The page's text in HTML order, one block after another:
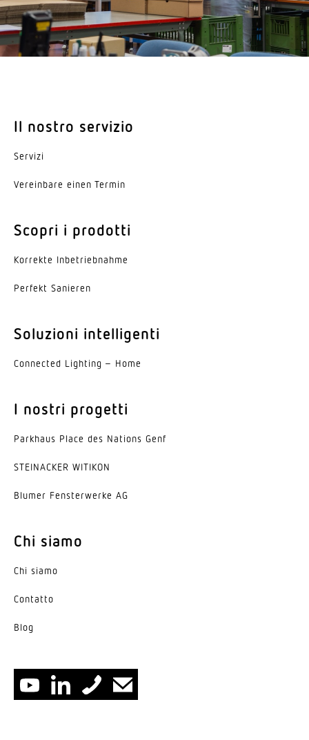
Il nostro servizio
Servizi
Vereinbare einen Termin
Scopri i prodotti
Korrekte Inbe­trieb­nahme
Perfekt Sanieren
Soluzioni intelligenti
Connected Lighting – Home
I nostri progetti
Parkhaus Place des Nations Genf
STEINACKER WITIKON
Blumer Fenster­werke AG
Chi siamo
Chi siamo
Contatto
Blog